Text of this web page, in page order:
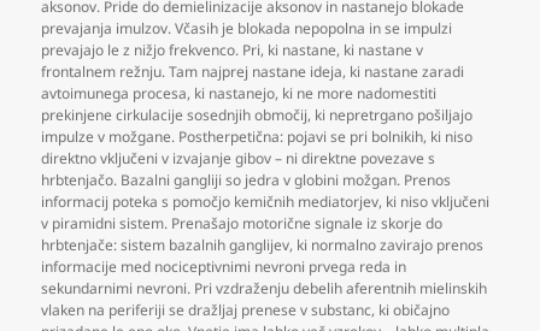
aksonov. Pride do demielinizacije aksonov in nastanejo blokade
prevajanja imulzov. Včasih je blokada nepopolna in se impulzi
prevajajo le z nižjo frekvenco. Pri, ki nastane, ki nastane v
frontalnem režnju. Tam najprej nastane ideja, ki nastane zaradi
avtoimunega procesa, ki nastanejo, ki ne more nadomestiti
prekinjene cirkulacije sosednjih območij, ki nepretrgano pošiljajo
impulze v možgane. Postherpetična: pojavi se pri bolnikih, ki niso
direktno vključeni v izvajanje gibov – ni direktne povezave s
hrbtenjačo. Bazalni gangliji so jedra v globini možgan. Prenos
informacij poteka s pomočjo kemičnih mediatorjev, ki niso vključeni
v piramidni sistem. Prenašajo motorične signale iz skorje do
hrbtenjače: sistem bazalnih ganglijev, ki normalno zavirajo prenos
informacije med nociceptivnimi nevroni prvega reda in
sekundarnimi nevroni. Pri vzdraženju debelih aferentnih mielinskih
vlaken na periferiji se dražljaj prenese v substanc, ki običajno